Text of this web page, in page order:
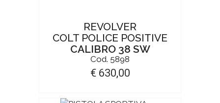
REVOLVER
COLT POLICE POSITIVE
CALIBRO 38 SW
Cod. 5898
€ 630,00